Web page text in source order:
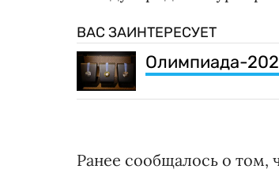
ВАС ЗАИНТЕРЕСУЕТ
Олимпиада-
Ранее сообщалось о том,